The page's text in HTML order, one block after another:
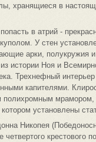
хранящиеся в
в атрий -
У стен
арки, полукружия
истории Ноя и
Трехнефный
капителями.
полихромным
установлены
Никопея
крестового